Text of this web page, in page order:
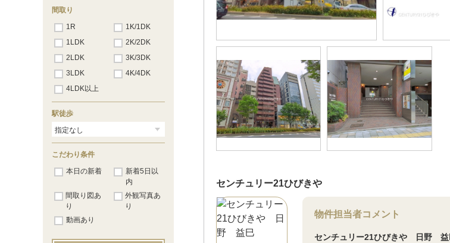
センチュリー21ひびきや
物件担当者コメント
センチュリー21ひびきや 日野 益
青山一丁目
国立競技場
代々木
西新宿五丁目 （44）
中野坂上 （41）
中井（47）
落合南長崎（34）
新江古田
練馬（12）
豊島園
練馬春日町（6）
光が丘（8）
間取り
1R
1K/1DK
1LDK
2K/2DK
2LDK
3K/3DK
3LDK
4K/4DK
4LDK以上
駅徒歩
こだわり条件
本日の新着
新着5日以
内
間取り図あ
り
外観写真あ
り
動画あり